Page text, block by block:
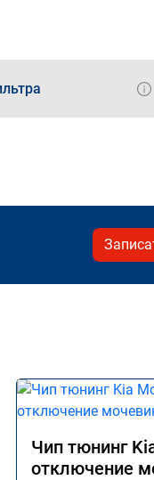
Чип тюнинг
отключение